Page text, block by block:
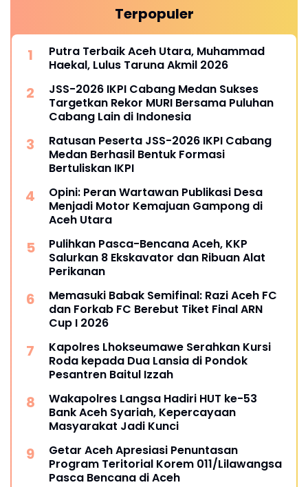
Terpopuler
Putra Terbaik Aceh Utara, Muhammad
Haekal, Lulus Taruna Akmil 2026
JSS-2026 IKPI Cabang Medan Sukses
Targetkan Rekor MURI Bersama Puluhan
Cabang Lain di Indonesia
Ratusan Peserta JSS-2026 IKPI Cabang
Medan Berhasil Bentuk Formasi
Bertuliskan IKPI
Opini: Peran Wartawan Publikasi Desa
Menjadi Motor Kemajuan Gampong di
Aceh Utara
Pulihkan Pasca-Bencana Aceh, KKP
Salurkan 8 Ekskavator dan Ribuan Alat
Perikanan
Memasuki Babak Semifinal: Razi Aceh FC
dan Forkab FC Berebut Tiket Final ARN
Cup I 2026
Kapolres Lhokseumawe Serahkan Kursi
Roda kepada Dua Lansia di Pondok
Pesantren Baitul Izzah
Wakapolres Langsa Hadiri HUT ke-53
Bank Aceh Syariah, Kepercayaan
Masyarakat Jadi Kunci
Getar Aceh Apresiasi Penuntasan
Program Teritorial Korem 011/Lilawangsa
Pasca Bencana di Aceh